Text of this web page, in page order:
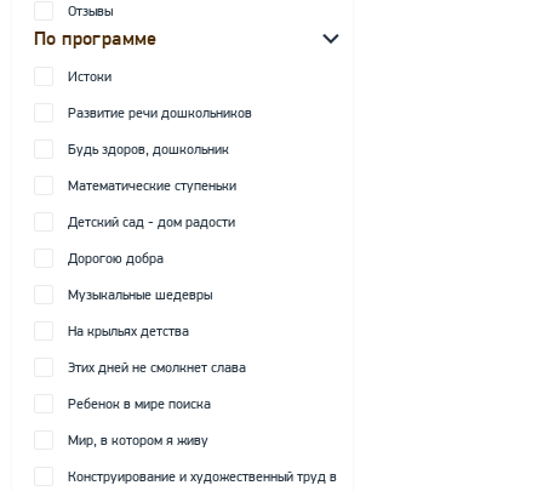
Отзывы
По программе
Истоки
Развитие речи дошкольников
Будь здоров, дошкольник
Математические ступеньки
Детский сад - дом радости
Дорогою добра
Музыкальные шедевры
На крыльях детства
Этих дней не смолкнет слава
Ребенок в мире поиска
Мир, в котором я живу
Конструирование и художественный труд в